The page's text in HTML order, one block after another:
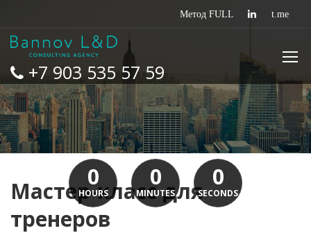
+7 903 535 57 59
Мастер-класс для
тренеров
0
HOURS
0
MINUTES
0
SECONDS